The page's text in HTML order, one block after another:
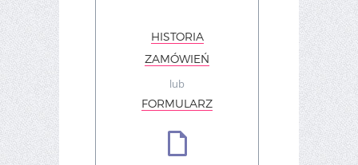
HISTORIA
ZAMÓWIEŃ
lub
FORMULARZ